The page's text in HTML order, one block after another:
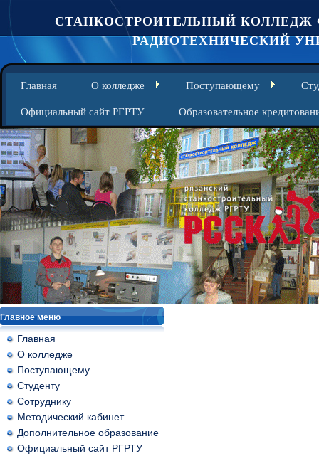
СТАНКОСТРОИТЕЛЬНЫЙ КОЛЛЕДЖ
РАДИОТЕХНИЧЕСКИЙ
Главная О колледже Поступающему
Официальный сайт РГРТУ Образовательное
Главное меню
Главная
О колледже
Поступающему
Студенту
Сотруднику
Методический кабинет
Дополнительное образование
Официальный сайт РГРТУ